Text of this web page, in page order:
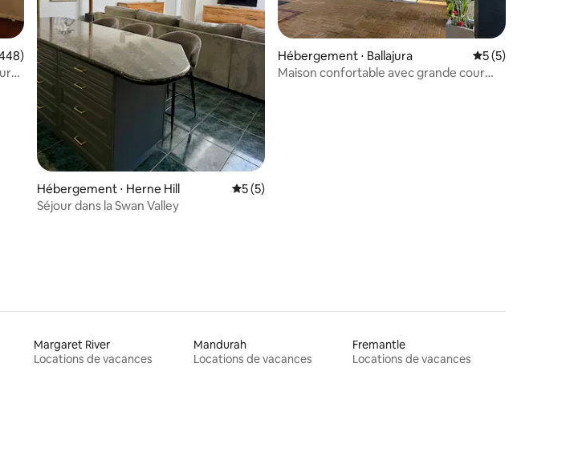
: 5 sur 5
moyenne sur la base de 448 commentaires : 4,86 sur 5
Hébergement ⋅ Herne Hill Évaluation moyenne sur la base de 5 commentaires : 5 sur 5
5 (5)
Séjour dans la Swan Valley
Hébergement ⋅ Ballajura Évaluation
5 (5)
Maison confortable avec grande cour
Margaret River
Locations de vacances
Mandurah
Locations de vacances
Fremantle
Locations de vacances